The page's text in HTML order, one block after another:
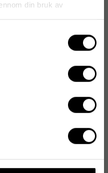
din bruk av
Grey (100)
265kr
Chai (100)